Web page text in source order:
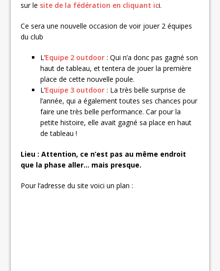
sur le site de la fédération en cliquant ici.
Ce sera une nouvelle occasion de voir jouer 2 équipes
du club
L’Equipe 2 outdoor : Qui n’a donc pas gagné son
haut de tableau, et tentera de jouer la première
place de cette nouvelle poule.
L’Equipe 3 outdoor : La très belle surprise de
l’année, qui a également toutes ses chances pour
faire une très belle performance. Car pour la
petite histoire, elle avait gagné sa place en haut
de tableau !
Lieu : Attention, ce n’est pas au même endroit
que la phase aller… mais presque.
Pour l’adresse du site voici un plan :